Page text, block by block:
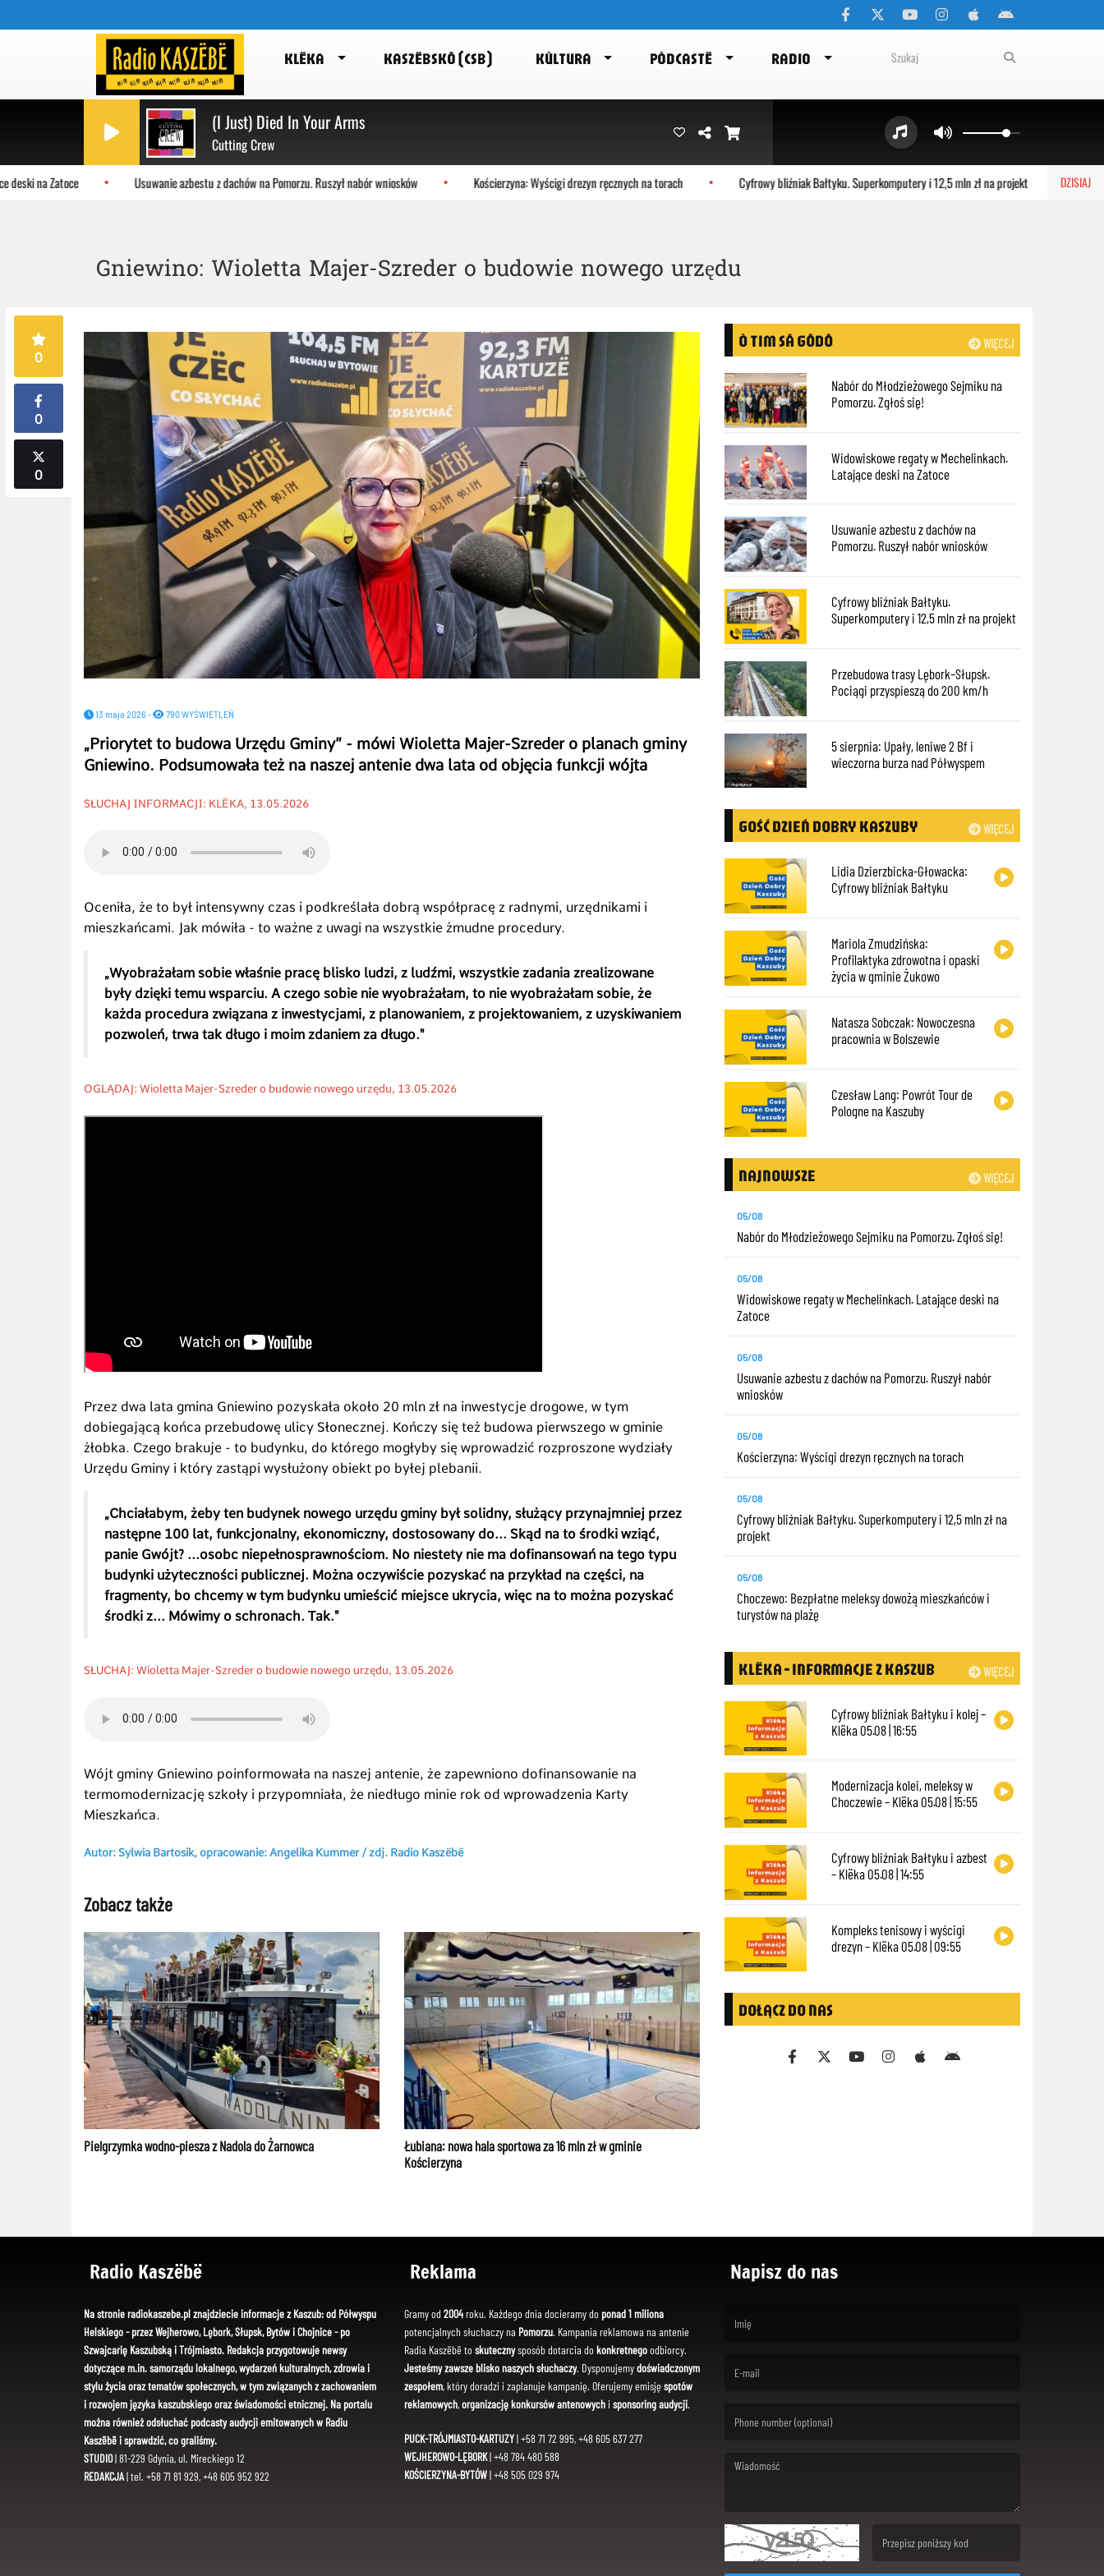
KLËKA KASZËBSKÔ (CSB) KÙLTURA PÒDCASTË RADIO
(I Just) Died In Your Arms
Cutting Crew
DZISIAJ
na Zatoce Usuwanie azbestu z dachów na Pomorzu. Ruszył nabór wniosków Kościerzyna: Wyścigi drezyn ręcznych na torach Cyfrowy bliźniak Bałtyku. Superkomputery i 12,5 mln zł na projekt
Gniewino: Wioletta Majer-Szreder o budowie nowego urzędu
0
0
0
13 maja 2026 - 790 WYŚWIETLEŃ
„Priorytet to budowa Urzędu Gminy” - mówi Wioletta Majer-Szreder o planach gminy
Gniewino. Podsumowała też na naszej antenie dwa lata od objęcia funkcji wójta
SŁUCHAJ INFORMACJI: KLËKA, 13.05.2026
Oceniła, że to był intensywny czas i podkreślała dobrą współpracę z radnymi, urzędnikami i
mieszkańcami. Jak mówiła - to ważne z uwagi na wszystkie żmudne procedury.
„Wyobrażałam sobie właśnie pracę blisko ludzi, z ludźmi, wszystkie zadania zrealizowane
były dzięki temu wsparciu. A czego sobie nie wyobrażałam, to nie wyobrażałam sobie, że
każda procedura związana z inwestycjami, z planowaniem, z projektowaniem, z uzyskiwaniem
pozwoleń, trwa tak długo i moim zdaniem za długo."
OGLĄDAJ: Wioletta Majer-Szreder o budowie nowego urzędu, 13.05.2026
Przez dwa lata gmina Gniewino pozyskała około 20 mln zł na inwestycje drogowe, w tym
dobiegającą końca przebudowę ulicy Słonecznej. Kończy się też budowa pierwszego w gminie
żłobka. Czego brakuje - to budynku, do którego mogłyby się wprowadzić rozproszone wydziały
Urzędu Gminy i który zastąpi wysłużony obiekt po byłej plebanii.
„Chciałabym, żeby ten budynek nowego urzędu gminy był solidny, służący przynajmniej przez
następne 100 lat, funkcjonalny, ekonomiczny, dostosowany do... Skąd na to środki wziąć,
panie Gwójt? ...osobc niepełnosprawnościom. No niestety nie ma dofinansowań na tego typu
budynki użyteczności publicznej. Można oczywiście pozyskać na przykład na części, na
fragmenty, bo chcemy w tym budynku umieścić miejsce ukrycia, więc na to można pozyskać
środki z... Mówimy o schronach. Tak."
SŁUCHAJ: Wioletta Majer-Szreder o budowie nowego urzędu, 13.05.2026
Wójt gminy Gniewino poinformowała na naszej antenie, że zapewniono dofinansowanie na
termomodernizację szkoły i przypomniała, że niedługo minie rok od wprowadzenia Karty
Mieszkańca.
Autor: Sylwia Bartosik, opracowanie: Angelika Kummer / zdj. Radio Kaszëbë
Zobacz także
Pielgrzymka wodno-piesza z Nadola do Żarnowca
Łubiana: nowa hala sportowa za 16 mln zł w gminie
Kościerzyna
WIĘCEJ
Ò TIM SÃ GÔDÔ
Nabór do Młodzieżowego Sejmiku na
Pomorzu. Zgłoś się!
Widowiskowe regaty w Mechelinkach.
Latające deski na Zatoce
Usuwanie azbestu z dachów na
Pomorzu. Ruszył nabór wniosków
Cyfrowy bliźniak Bałtyku.
Superkomputery i 12,5 mln zł na projekt
Przebudowa trasy Lębork–Słupsk.
Pociągi przyspieszą do 200 km/h
5 sierpnia: Upały, leniwe 2 Bf i
wieczorna burza nad Półwyspem
WIĘCEJ
GOŚĆ DZIEŃ DOBRY KASZUBY
Lidia Dzierzbicka-Głowacka:
Cyfrowy bliźniak Bałtyku
Mariola Zmudzińska:
Profilaktyka zdrowotna i opaski
życia w gminie Żukowo
Natasza Sobczak: Nowoczesna
pracownia w Bolszewie
Czesław Lang: Powrót Tour de
Pologne na Kaszuby
WIĘCEJ
NAJNOWSZE
05/08
Nabór do Młodzieżowego Sejmiku na Pomorzu. Zgłoś się!
05/08
Widowiskowe regaty w Mechelinkach. Latające deski na
Zatoce
05/08
Usuwanie azbestu z dachów na Pomorzu. Ruszył nabór
wniosków
05/08
Kościerzyna: Wyścigi drezyn ręcznych na torach
05/08
Cyfrowy bliźniak Bałtyku. Superkomputery i 12,5 mln zł na
projekt
05/08
Choczewo: Bezpłatne meleksy dowożą mieszkańców i
turystów na plażę
WIĘCEJ
KLËKA - INFORMACJE Z KASZUB
Cyfrowy bliźniak Bałtyku i kolej –
Klëka 05.08 | 16:55
Modernizacja kolei, meleksy w
Choczewie – Klëka 05.08 | 15:55
Cyfrowy bliźniak Bałtyku i azbest
– Klëka 05.08 | 14:55
Kompleks tenisowy i wyścigi
drezyn – Klëka 05.08 | 09:55
DOŁĄCZ DO NAS
Radio Kaszëbë
Na stronie radiokaszebe.pl znajdziecie informacje z Kaszub: od Półwyspu
Helskiego - przez Wejherowo, Lębork, Słupsk, Bytów i Chojnice - po
Szwajcarię Kaszubską i Trójmiasto. Redakcja przygotowuje newsy
dotyczące m.in. samorządu lokalnego, wydarzeń kulturalnych, zdrowia i
stylu życia oraz tematów społecznych, w tym związanych z zachowaniem
i rozwojem języka kaszubskiego oraz świadomości etnicznej. Na portalu
można również odsłuchać podcasty audycji emitowanych w Radiu
Kaszëbë i sprawdzić, co graliśmy.
STUDIO| 81-229 Gdynia, ul. Mireckiego 12
REDAKCJA| tel. +58 71 81 929, +48 605 952 922
Reklama
Gramy od 2004roku. Każdego dnia docieramy do ponad 1 miliona
potencjalnych słuchaczy na Pomorzu. Kampania reklamowa na antenie
Radia Kaszëbë toskutecznysposób dotarcia dokonkretnegoodbiorcy.
Jesteśmy zawsze blisko naszych słuchaczy. Dysponujemydoświadczonym
zespołem, który doradzi i zaplanuje kampanię. Oferujemy emisję spotów
reklamowych,organizację konkursów antenowychi sponsoring audycji.
PUCK-TRÓJMIASTO-KARTUZY| +58 71 72 995, +48 605 637 277
WEJHEROWO-LĘBORK| +48 784 480 588
KOŚCIERZYNA-BYTÓW| +48 505 029 974
Napisz do nas